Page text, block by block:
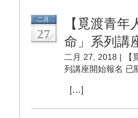
二月
27
【覓渡青
命」系列講
二月 27, 2018 |
列講座開始報名 已
[…]